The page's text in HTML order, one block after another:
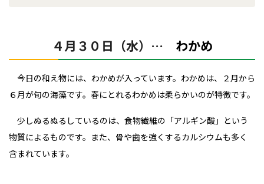
４月３０日（水）… わかめ
今日の和え物には、わかめが入っています。わかめは、２月から
６月が旬の海藻です。春にとれるわかめは柔らかいのが特徴です。
少しぬるぬるしているのは、食物繊維の「アルギン酸」という
物質によるものです。また、骨や歯を強くするカルシウムも多く
含まれています。